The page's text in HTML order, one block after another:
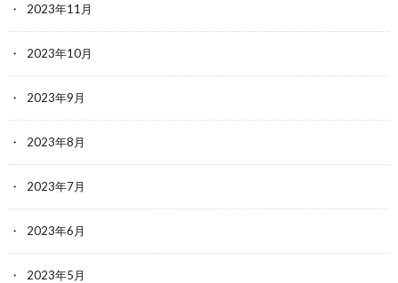
2023年11月
2023年10月
2023年9月
2023年8月
2023年7月
2023年6月
2023年5月